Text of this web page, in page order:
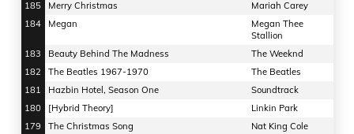
185
Merry Christmas
Mariah Carey
184
Megan
Megan Thee
Stallion
183
Beauty Behind The Madness
The Weeknd
182
The Beatles 1967-1970
The Beatles
181
Hazbin Hotel, Season One
Soundtrack
180
[Hybrid Theory]
Linkin Park
179
The Christmas Song
Nat King Cole